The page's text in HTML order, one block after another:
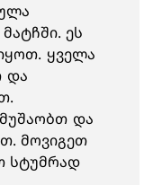
ეს
ყველა
და
და
მოვიგეთ
სტუმრად